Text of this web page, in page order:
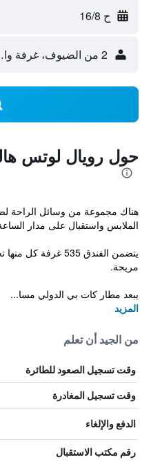
ح 16/8
2 من الضيوف، غرفة واحدة
حول رويال لوتس
هناك مجموعة من وسائل الراحة
الملابس واستقبال على مدار
يتضمن الفندق 535
مريحة.
يبعد مطار كات بي الدولي مسا...
المزيد
من الجيد أن تعلم
وقت تسجيل الصعود للطائرة
وقت تسجيل المغادرة
الدفع والإلغاء
رقم مكتب الاستقبال